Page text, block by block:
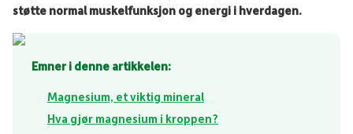
støtte normal muskelfunksjon og energi i hverdagen.
Emner i denne artikkelen:
Magnesium, et viktig mineral
Hva gjør magnesium i kroppen?